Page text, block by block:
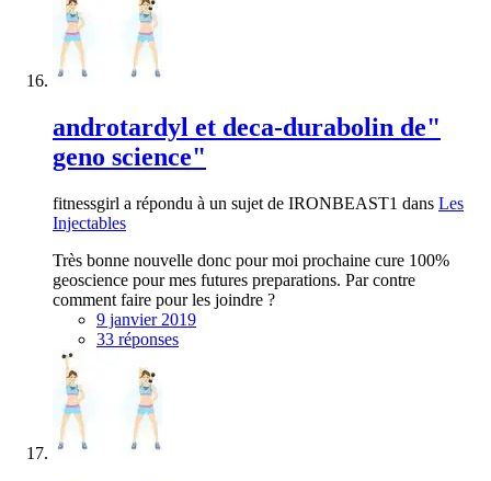
androtardyl et deca-durabolin de"
geno science"
fitnessgirl a répondu à un sujet de IRONBEAST1 dans Les
Injectables
Très bonne nouvelle donc pour moi prochaine cure 100%
geoscience pour mes futures preparations. Par contre
comment faire pour les joindre ?
9 janvier 2019
33 réponses